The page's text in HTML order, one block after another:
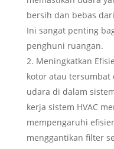
bersih dan bebas
Ini sangat penting
penghuni ruangan.
Meningkatkan
kotor atau
udara di dalam
kerja sistem HVAC
mempengaruhi
menggantikan filter